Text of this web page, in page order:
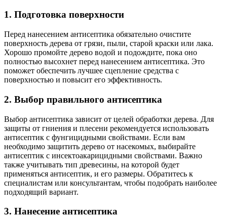
1. Подготовка поверхности
Перед нанесением антисептика обязательно очистите
поверхность дерева от грязи, пыли, старой краски или лака.
Хорошо промойте дерево водой и подождите, пока оно
полностью высохнет перед нанесением антисептика. Это
поможет обеспечить лучшее сцепление средства с
поверхностью и повысит его эффективность.
2. Выбор правильного антисептика
Выбор антисептика зависит от целей обработки дерева. Для
защиты от гниения и плесени рекомендуется использовать
антисептик с фунгицидными свойствами. Если вам
необходимо защитить дерево от насекомых, выбирайте
антисептик с инсектоакарицидными свойствами. Важно
также учитывать тип древесины, на которой будет
применяться антисептик, и его размеры. Обратитесь к
специалистам или консультантам, чтобы подобрать наиболее
подходящий вариант.
3. Нанесение антисептика